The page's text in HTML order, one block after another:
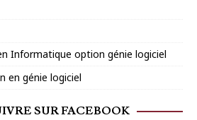
Informatique option génie logiciel
en génie logiciel
SUR FACEBOOK